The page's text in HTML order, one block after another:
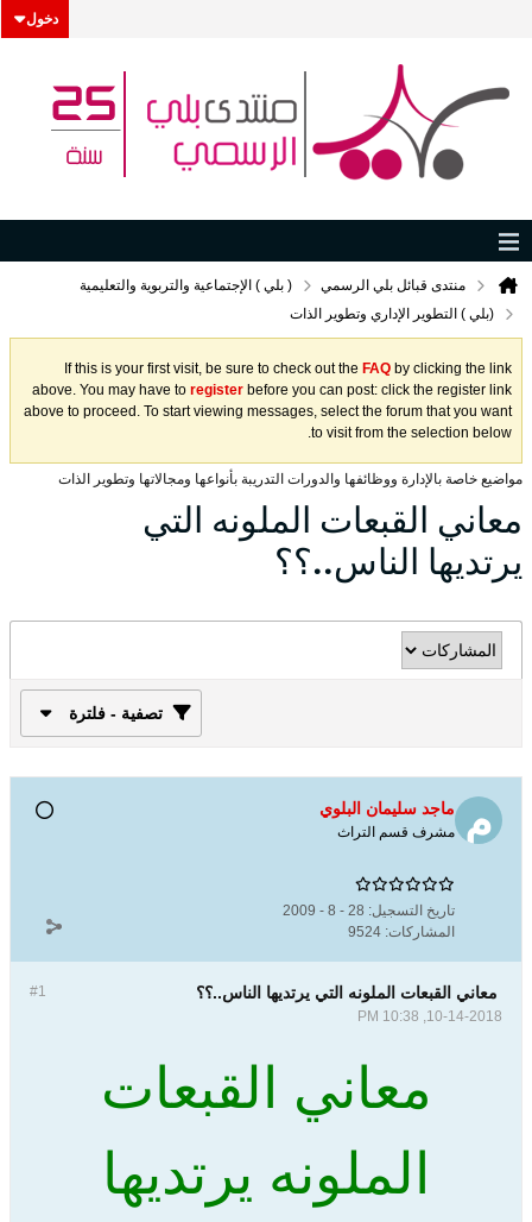
دخول
منتدى قبائل بلي الرسمي
( بلي ) الإجتماعية والتربوية والتعليمية
(بلي ) التطوير الإداري وتطوير الذات
If this is your first visit, be sure to check out the FAQ by clicking the link
above. You may have to register before you can post: click the register link
above to proceed. To start viewing messages, select the forum that you want
to visit from the selection below.
مواضيع خاصة بالإدارة ووظائفها والدورات التدريبة بأنواعها ومجالاتها وتطوير الذات
معاني القبعات الملونه التي
يرتديها الناس..؟؟
تصفية - فلترة
ماجد سليمان البلوي
مشرف قسم التراث
تاريخ التسجيل: 28 - 8 - 2009
المشاركات: 9524
#1 معاني القبعات الملونه التي يرتديها الناس..؟؟
10-14-2018, 10:38 PM
معاني القبعات
الملونه يرتديها